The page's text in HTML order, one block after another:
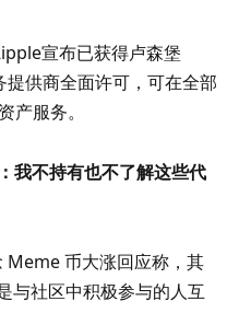
宣布已获得卢森堡
提供商全面许可，可在全部
产服务。
我不持有也不了解这些代
Meme 币大涨回应称，其
与社区中积极参与的人互